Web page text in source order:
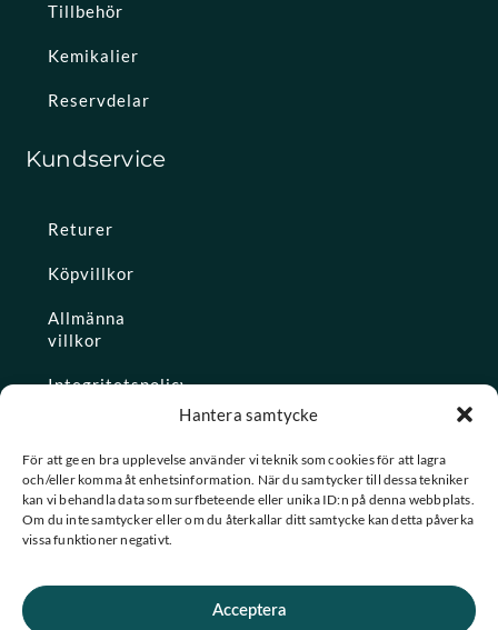
Hantera samtycke
För att ge en bra upplevelse använder vi teknik som cookies för att lagra
och/eller komma åt enhetsinformation. När du samtycker till dessa tekniker
kan vi behandla data som surfbeteende eller unika ID:n på denna webbplats.
Om du inte samtycker eller om du återkallar ditt samtycke kan detta påverka
vissa funktioner negativt.
Acceptera
Tillbehör
Kemikalier
Reservdelar
Kundservice
Returer
Köpvillkor
Allmänna
villkor
Integritetspolicy
Konto